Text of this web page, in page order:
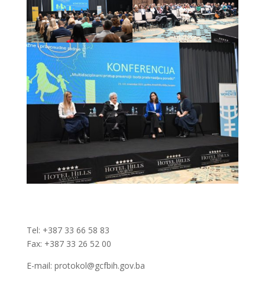
Tel: +387 33 66 58 83
Fax: +387 33 26 52 00
E-mail: protokol@gcfbih.gov.ba